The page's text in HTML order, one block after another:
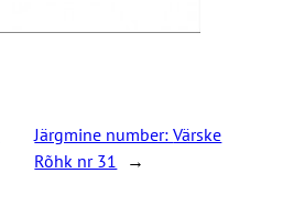
Järgmine number:Värske
Rõhk nr 31
→